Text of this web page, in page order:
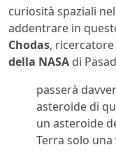
curiosità spaziali
addentrare in
Chodas,
della NASA di
passerà
asteroide di
un asteroide
Terra solo